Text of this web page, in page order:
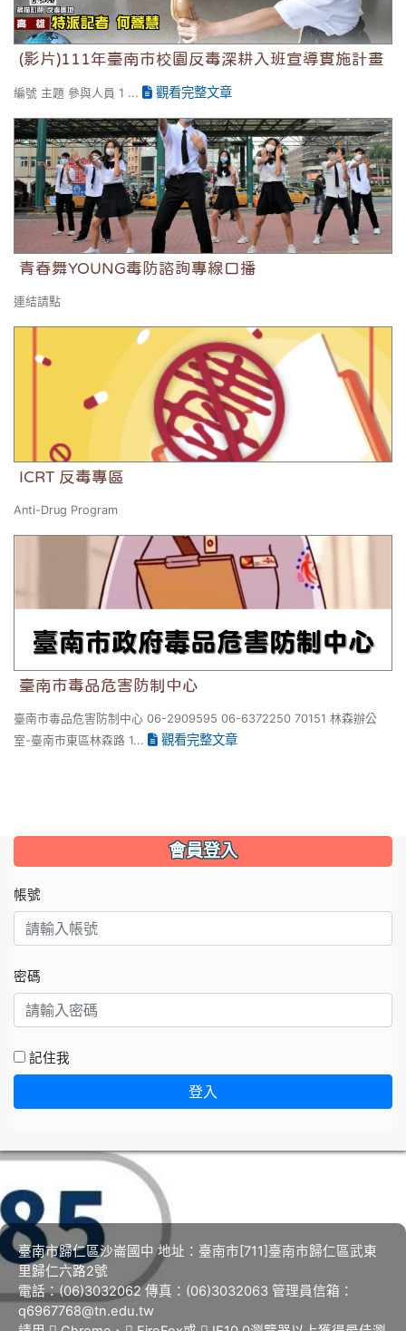
(影片)111年臺南市校園反毒深耕入班宣導實施計畫
編號 主題 參與人員 1 ... 觀看完整文章
青春舞YOUNG毒防諮詢專線口播
青春舞YOUNG毒防諮詢專線口播
連結請點
ICRT 反毒專區
Anti-Drug Program
臺南市毒品危害防制中心
臺南市毒品危害防制中心
臺南市毒品危害防制中心 06-2909595 06-6372250 70151 林森辦公
室-臺南市東區林森路 1...
觀看完整文章
會員登入
帳號
密碼
記住我
登入
臺南市歸仁區沙崙國中 地址：臺南市[711]臺南市歸仁區武東
里歸仁六路2號
電話：(06)3032062 傳真：(06)3032063 管理員信箱：
q6967768@tn.edu.tw